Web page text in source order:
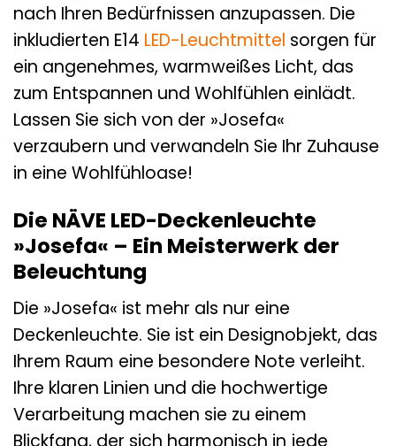
nach Ihren Bedürfnissen anzupassen. Die
inkludierten E14 LED-Leuchtmittel sorgen für
ein angenehmes, warmweißes Licht, das
zum Entspannen und Wohlfühlen einlädt.
Lassen Sie sich von der »Josefa«
verzaubern und verwandeln Sie Ihr Zuhause
in eine Wohlfühloase!
Die NÄVE LED-Deckenleuchte
»Josefa« – Ein Meisterwerk der
Beleuchtung
Die »Josefa« ist mehr als nur eine
Deckenleuchte. Sie ist ein Designobjekt, das
Ihrem Raum eine besondere Note verleiht.
Ihre klaren Linien und die hochwertige
Verarbeitung machen sie zu einem
Blickfang, der sich harmonisch in jede